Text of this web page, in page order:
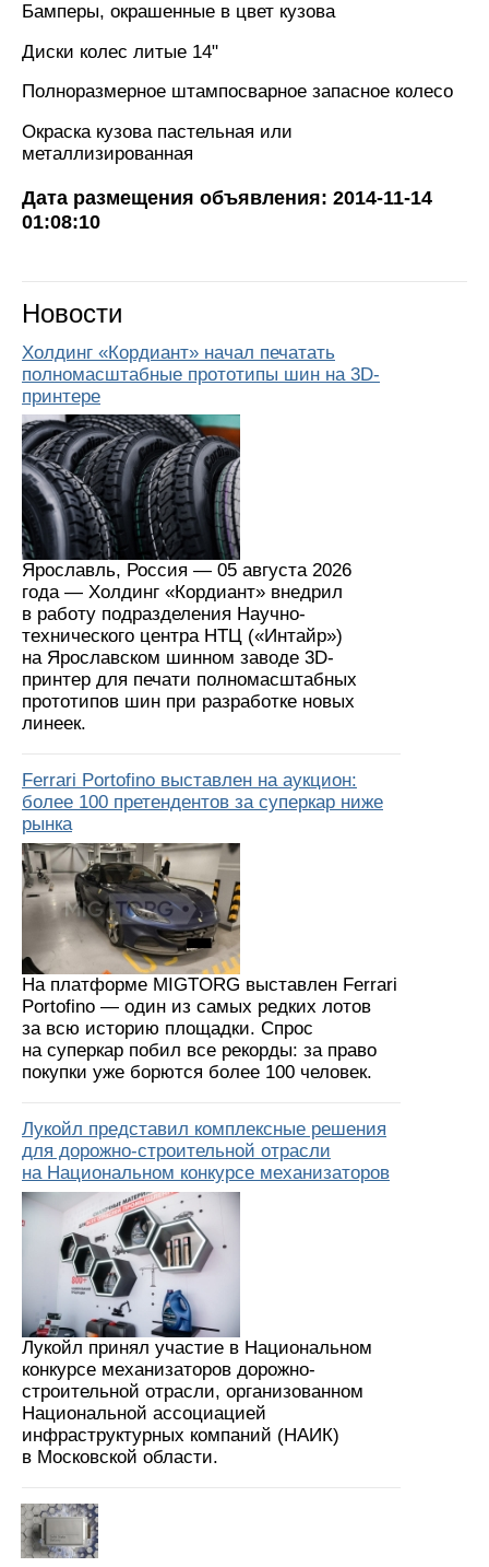
Бамперы, окрашенные в цвет кузова
Диски колес литые 14"
Полноразмерное штампосварное запасное колесо
Окраска кузова пастельная или
металлизированная
Дата размещения объявления: 2014-11-14
01:08:10
Новости
Холдинг «Кордиант» начал печатать
полномасштабные прототипы шин на 3D-
принтере
Ярославль, Россия — 05 августа 2026
года — Холдинг «Кордиант» внедрил
в работу подразделения Научно-
технического центра НТЦ («Интайр»)
на Ярославском шинном заводе 3D-
принтер для печати полномасштабных
прототипов шин при разработке новых
линеек.
Ferrari Portofino выставлен на аукцион:
более 100 претендентов за суперкар ниже
рынка
На платформе MIGTORG выставлен Ferrari
Portofino — один из самых редких лотов
за всю историю площадки. Спрос
на суперкар побил все рекорды: за право
покупки уже борются более 100 человек.
Лукойл представил комплексные решения
для дорожно-строительной отрасли
на Национальном конкурсе механизаторов
Лукойл принял участие в Национальном
конкурсе механизаторов дорожно-
строительной отрасли, организованном
Национальной ассоциацией
инфраструктурных компаний (НАИК)
в Московской области.